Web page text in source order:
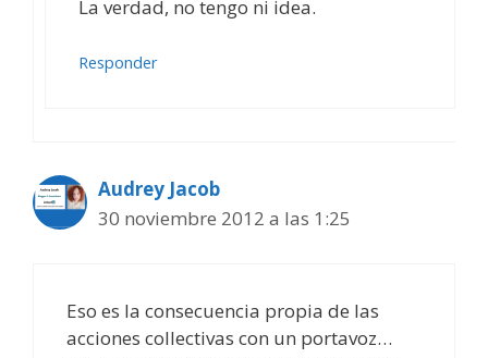
La verdad, no tengo ni idea.
Responder
Audrey Jacob
30 noviembre 2012 a las 1:25
Eso es la consecuencia propia de las
acciones collectivas con un portavoz…